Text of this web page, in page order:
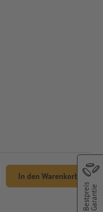
In den Warenkorb
BestpreisGarantie